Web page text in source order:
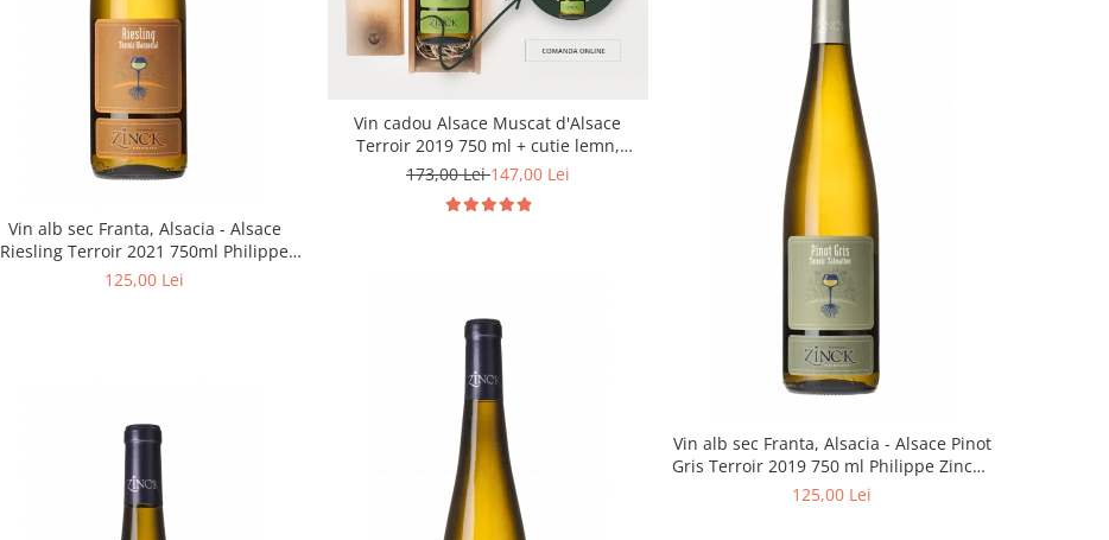
Vin alb sec Franta, Alsacia - Alsace
Riesling Terroir 2021 750ml Philippe
Zinck - Domaine Zinck
125,00 Lei
Vin cadou Alsace Muscat d'Alsace
Terroir 2019 750 ml + cutie lemn,
Domaine Zinck | Promotie vinuri cadou
173,00 Lei147,00 Lei
Vin alb sec Franta, Alsacia - Alsace Pinot
Gris Terroir 2019 750 ml Philippe Zinck -
Domaine Zinck
125,00 Lei